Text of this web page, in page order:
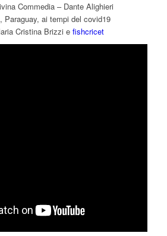
Commedia – Dante Alighieri
Paraguay, ai tempi del covid19
Cristina Brizzi e fishcricet